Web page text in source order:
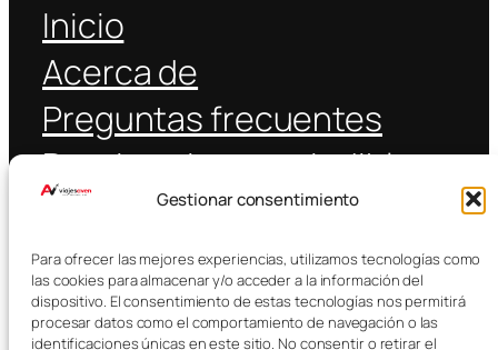
Gestionar consentimiento
Para ofrecer las mejores experiencias, utilizamos tecnologías como
las cookies para almacenar y/o acceder a la información del
dispositivo. El consentimiento de estas tecnologías nos permitirá
procesar datos como el comportamiento de navegación o las
identificaciones únicas en este sitio. No consentir o retirar el
Inicio
Acerca de
Preguntas frecuentes
Destinos imprescindibles
Actividades
Coche alquiler
Transporte público